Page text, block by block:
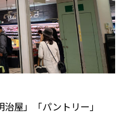
屋」「パントリー」